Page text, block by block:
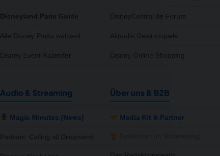
Disneyland Paris Guide
Alle Disney Parks weltweit
Disney Event-Kalender
DisneyCentral.de Forum
Aktuelle Gewinnspiele
Disney Online Shopping
Audio & Streaming
Magic Minutes (News)
Podcast: Calling all Dreamers!
Über uns & B2B
Media Kit & Partner